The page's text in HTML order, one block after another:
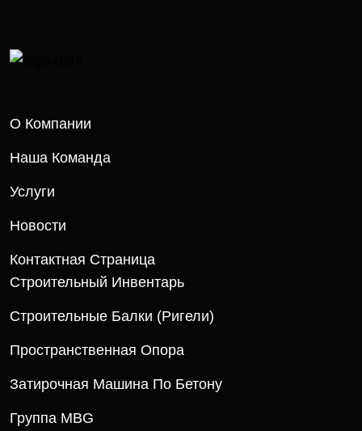
О Компании
Наша Команда
Услуги
Новости
Контактная Страница
Строительный Инвентарь
Строительные Балки (ригели)
Пространственная Опора
Затирочная Машина По Бетону
Группа MBG